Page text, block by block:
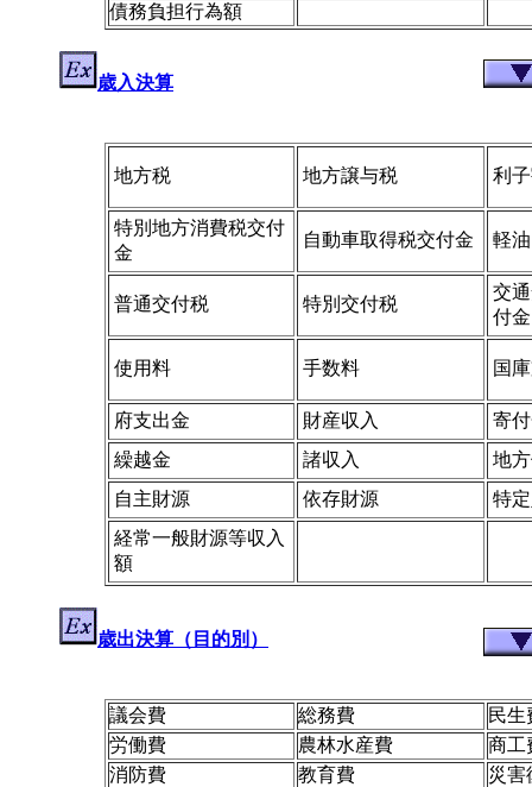
債務負担行為額
歳入決算
地方税 地方譲与税 利
特別地方消費税交付
金
自動車取得税交付金 軽
普通交付税 特別交付税
交
付金
使用料 手数料 国
府支出金 財産収入
寄
繰越金
諸収入
地
自主財源
依存財源
特
経常一般財源等収入
額
歳出決算（目的別）
議会費 総務費
民生
労働費
農林水産費
商工
消防費
教育費
災害